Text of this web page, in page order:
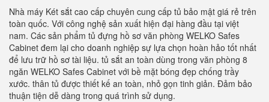
Nhà máy Két sắt cao cấp chuyên cung cấp tủ bảo mật giá rẻ trên
toàn quốc. Với công nghệ sản xuất hiện đại hàng đầu tại việt
nam. Các sản phẩm tủ đựng hồ sơ văn phòng WELKO Safes
Cabinet đem lại cho doanh nghiệp sự lựa chọn hoàn hảo tốt nhất
để lưu trữ hồ sơ tài liệu. tủ sắt an toàn dùng trong văn phòng 8
ngăn WELKO Safes Cabinet với bề mặt bóng đẹp chống trầy
xước. thân tủ được thiết kế an toàn, nhỏ gọn tinh giản. Đảm bảo
thuận tiện dễ dàng trong quá trình sử dụng.